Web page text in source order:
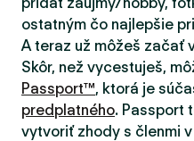
ostatným čo najlepšie
A teraz už môžeš začať
Skôr, než vycestuješ,
Passport™, ktorá je
predplatného. Passport
vytvoriť zhody s členmi